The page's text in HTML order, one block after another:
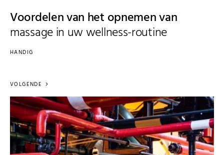
Voordelen van het opnemen van
massage in uw wellness-routine
HANDIG
VOLGENDE